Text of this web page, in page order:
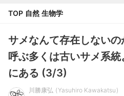
TOP 自然 生物学
サメなんて存在しない
呼ぶ多くは古いサメ系
にある (3/3)
川勝康弘
Yasuhiro Kawakatsu